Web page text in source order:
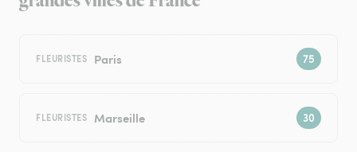
FLEURISTES Paris
FLEURISTES Marseille